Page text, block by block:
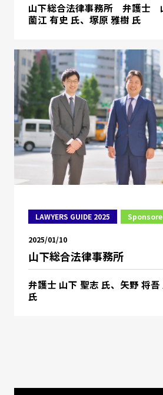
山下総合法律事務所 弁護士
薗江 有史 氏、塚原 雅樹 氏
LAWYERS GUIDE 2025
2025/01/10
山下総合法律事務所
弁護士 山下 聖志 氏、矢野 将
氏